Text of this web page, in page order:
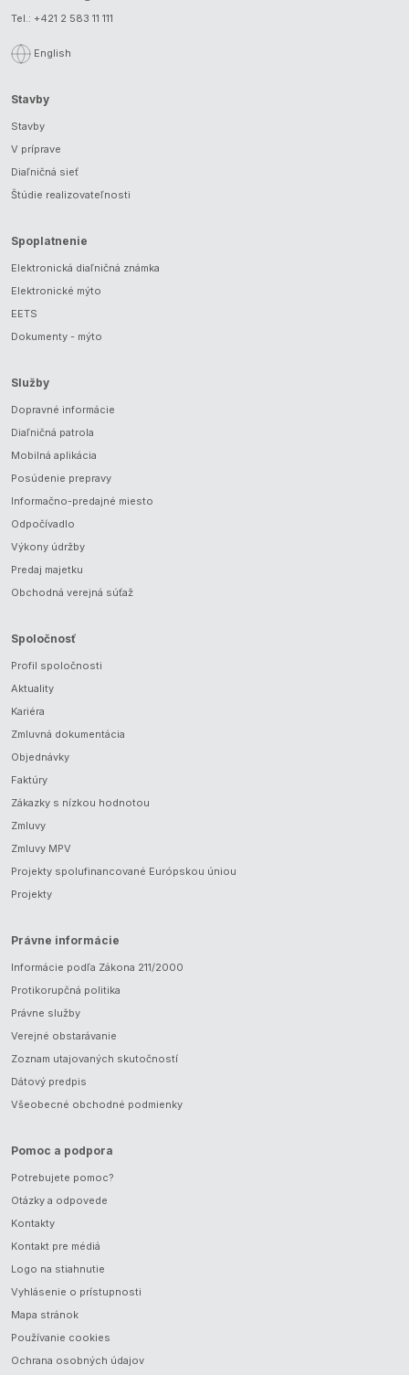
Tel.: +421 2 583 11 111
English
Stavby
Stavby
V príprave
Diaľničná sieť
Štúdie realizovateľnosti
Spoplatnenie
Elektronická diaľničná známka
Elektronické mýto
EETS
Dokumenty - mýto
Služby
Dopravné informácie
Diaľničná patrola
Mobilná aplikácia
Posúdenie prepravy
Informačno-predajné miesto
Odpočívadlo
Výkony údržby
Predaj majetku
Obchodná verejná súťaž
Spoločnosť
Profil spoločnosti
Aktuality
Kariéra
Zmluvná dokumentácia
Objednávky
Faktúry
Zákazky s nízkou hodnotou
Zmluvy
Zmluvy MPV
Projekty spolufinancované Európskou úniou
Projekty
Právne informácie
Informácie podľa Zákona 211/2000
Protikorupčná politika
Právne služby
Verejné obstarávanie
Zoznam utajovaných skutočností
Dátový predpis
Všeobecné obchodné podmienky
Pomoc a podpora
Potrebujete pomoc?
Otázky a odpovede
Kontakty
Kontakt pre médiá
Logo na stiahnutie
Vyhlásenie o prístupnosti
Mapa stránok
Používanie cookies
Ochrana osobných údajov